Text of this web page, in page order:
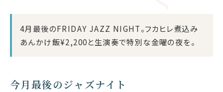
4月最後のFRIDAY JAZZ NIGHT。フカヒレ煮込み
あんかけ飯¥2,200と生演奏で特別な金曜の夜を。
今月最後のジャズナイト